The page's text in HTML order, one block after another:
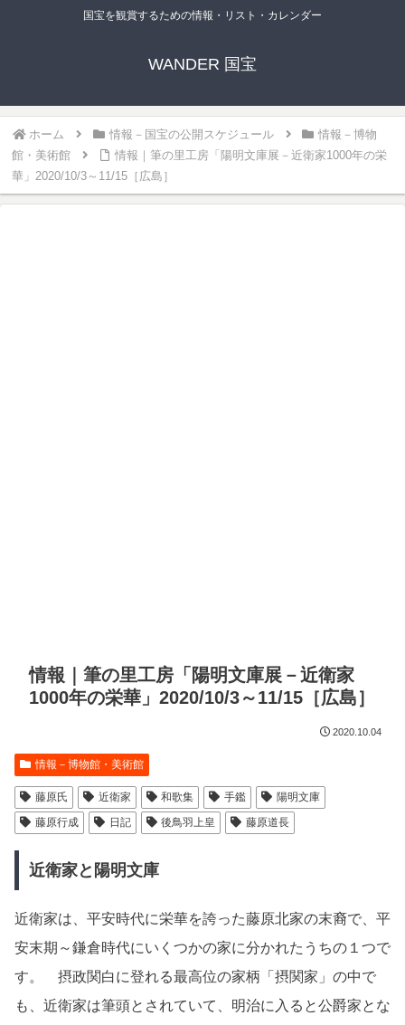
国宝を観賞するための情報・リスト・カレンダー
WANDER 国宝
ホーム 情報－国宝の公開スケジュール
情報－博物
館・美術館
情報｜筆の里工房「陽明文庫展－近衛家1000年の栄
華」2020/10/3～11/15［広島］
情報｜筆の里工房「陽明文庫展－近衛家
1000年の栄華」2020/10/3～11/15［広島］
2020.10.04
情報－博物館・美術館
藤原氏 近衛家 和歌集 手鑑
陽明文庫
藤原行成
日記 後鳥羽上皇 藤原道長
近衛家と陽明文庫
近衛家は、平安時代に栄華を誇った藤原北家の末裔で、平
安末期～鎌倉時代にいくつかの家に分かれたうちの１つで
す。 摂政関白に登れる最高位の家柄「摂関家」の中で
も、近衛家は筆頭とされていて、明治に入ると公爵家とな